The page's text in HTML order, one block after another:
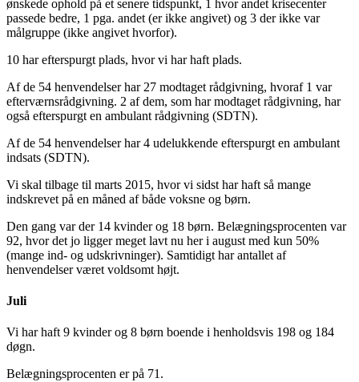
ønskede ophold på et senere tidspunkt, 1 hvor andet krisecenter
passede bedre, 1 pga. andet (er ikke angivet) og 3 der ikke var
målgruppe (ikke angivet hvorfor).
10 har efterspurgt plads, hvor vi har haft plads.
Af de 54 henvendelser har 27 modtaget rådgivning, hvoraf 1 var
efterværnsrådgivning. 2 af dem, som har modtaget rådgivning, har
også efterspurgt en ambulant rådgivning (SDTN).
Af de 54 henvendelser har 4 udelukkende efterspurgt en ambulant
indsats (SDTN).
Vi skal tilbage til marts 2015, hvor vi sidst har haft så mange
indskrevet på en måned af både voksne og børn.
Den gang var der 14 kvinder og 18 børn. Belægningsprocenten var
92, hvor det jo ligger meget lavt nu her i august med kun 50%
(mange ind- og udskrivninger). Samtidigt har antallet af
henvendelser været voldsomt højt.
Juli
Vi har haft 9 kvinder og 8 børn boende i henholdsvis 198 og 184
døgn.
Belægningsprocenten er på 71.